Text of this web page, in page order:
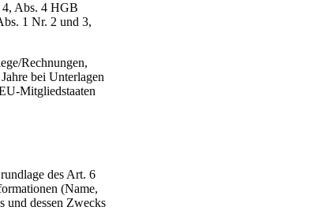
4, Abs. 4 HGB
1 Nr. 2 und 3,
Rechnungen,
bei Unterlagen
Mitgliedstaaten
des Art. 6
(Name,
und dessen Zwecks